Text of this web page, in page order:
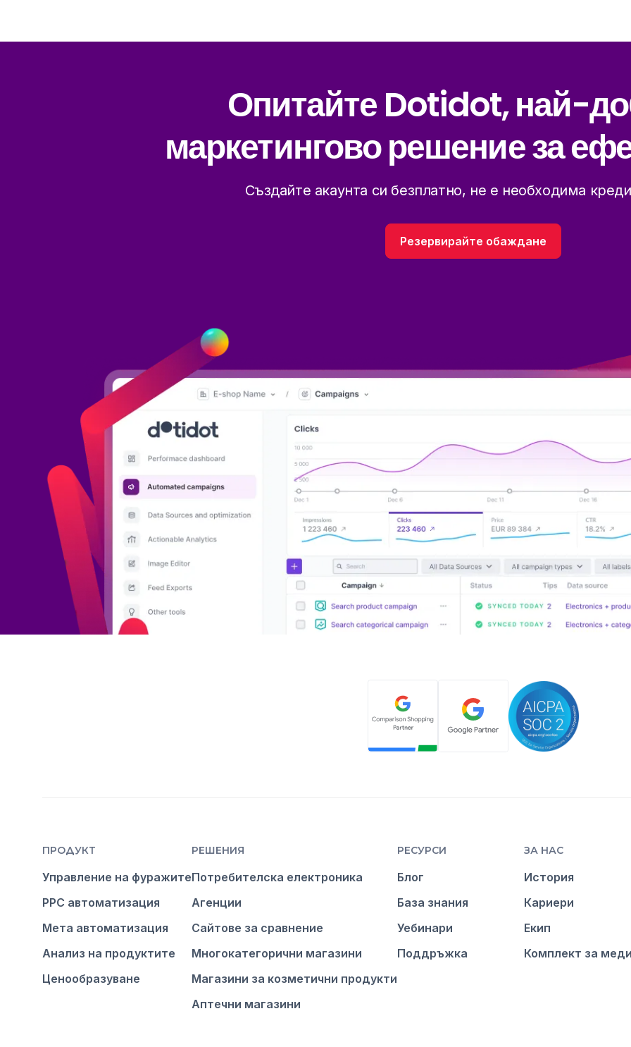
Опитайте Dotidot, най-
маркетингово решение за
Създайте акаунта си безплатно, не е необходима
Резервирайте обаждане
ПРОДУКТ
Управление на фуражите
PPC автоматизация
Мета автоматизация
Анализ на продуктите
Ценообразуване
РЕШЕНИЯ
Потребителска електроника
Агенции
Сайтове за сравнение
Многокатегорични магазини
Магазини за козметични продукти
Аптечни магазини
РЕСУРСИ
Блог
База знания
Уебинари
Поддръжка
ЗА НАС
История
Кариери
Екип
Комплект за